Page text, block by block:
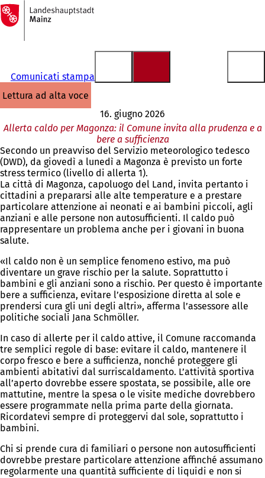
Vai al contenuto
Alla
pagina
iniziale
Comunicati stampa
lettura ad alta voce
16. giugno 2026
Allerta caldo per Magonza: il Comune invita alla prudenza e a
bere a sufficienza
Secondo un preavviso del Servizio meteorologico tedesco
(DWD), da giovedì a lunedì a Magonza è previsto un forte
stress termico (livello di allerta 1).
La città di Magonza, capoluogo del Land, invita pertanto i
cittadini a prepararsi alle alte temperature e a prestare
particolare attenzione ai neonati e ai bambini piccoli, agli
anziani e alle persone non autosufficienti. Il caldo può
rappresentare un problema anche per i giovani in buona
salute.
«Il caldo non è un semplice fenomeno estivo, ma può
diventare un grave rischio per la salute. Soprattutto i
bambini e gli anziani sono a rischio. Per questo è importante
bere a sufficienza, evitare l’esposizione diretta al sole e
prendersi cura gli uni degli altri», afferma l’assessore alle
politiche sociali Jana Schmöller.
In caso di allerte per il caldo attive, il Comune raccomanda
tre semplici regole di base: evitare il caldo, mantenere il
corpo fresco e bere a sufficienza, nonché proteggere gli
ambienti abitativi dal surriscaldamento. L’attività sportiva
all’aperto dovrebbe essere spostata, se possibile, alle ore
mattutine, mentre la spesa o le visite mediche dovrebbero
essere programmate nella prima parte della giornata.
Ricordatevi sempre di proteggervi dal sole, soprattutto i
bambini.
Chi si prende cura di familiari o persone non autosufficienti
dovrebbe prestare particolare attenzione affinché assumano
regolarmente una quantità sufficiente di liquidi e non si